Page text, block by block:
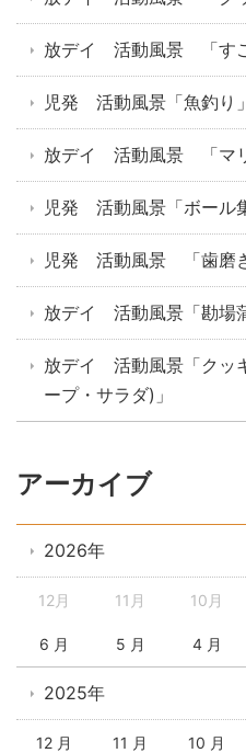
放デイ 活動風景 「すご
児発 活動風景「魚釣り」
放デイ 活動風景 「マリ
児発 活動風景「ボール
児発 活動風景 「歯磨き
放デイ 活動風景「勘場
放デイ 活動風景「クッ
ープ・サラダ)」
アーカイブ
2026年
12月 11月 10月
6 月 5 月 4 月
2025年
12 月 11 月 10 月